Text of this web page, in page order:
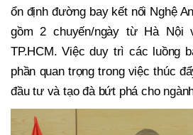
ổn định đường bay kết nối Nghệ
gồm 2 chuyến/ngày từ Hà Nội
TP.HCM. Việc duy trì các luồng
phần quan trọng trong việc thúc
đầu tư và tạo đà bứt phá cho